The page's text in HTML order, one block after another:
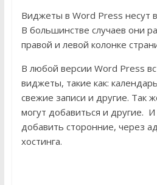
Виджеты в Word Press несут
В большинстве случаев они
правой и левой колонке
В любой версии Word Press
виджеты, такие как:
свежие записи и другие. Так
могут добавиться и другие.
добавить сторонние, через
хостинга.